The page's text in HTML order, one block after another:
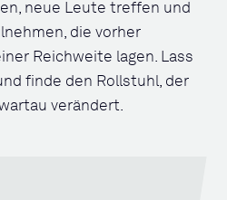
neue Leute treffen und
die vorher
Reichweite lagen. Lass
finde den Rollstuhl, der
verändert.